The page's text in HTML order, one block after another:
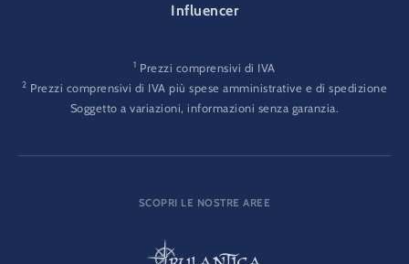
Influencer
1 Prezzi comprensivi di IVA
2 Prezzi comprensivi di IVA più spese amministrative e di spedizione
Soggetto a variazioni, informazioni senza garanzia.
SCOPRI LE NOSTRE AREE